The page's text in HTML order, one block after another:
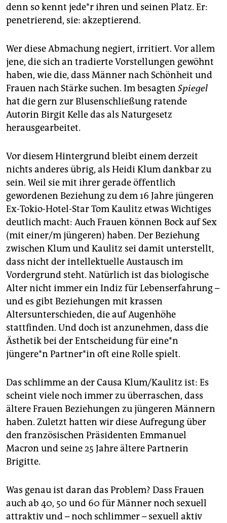
denn so kennt jede*r ihren und seinen Platz. Er:
penetrierend, sie: akzeptierend.
Wer diese Abmachung negiert, irritiert. Vor allem
jene, die sich an tradierte Vorstellungen gewöhnt
haben, wie die, dass Männer nach Schönheit und
Frauen nach Stärke suchen. Im besagten Spiegel
hat die gern zur Blusenschließung ratende
Autorin Birgit Kelle das als Naturgesetz
herausgearbeitet.
Vor diesem Hintergrund bleibt einem derzeit
nichts anderes übrig, als Heidi Klum dankbar zu
sein. Weil sie mit ihrer gerade öffentlich
gewordenen Beziehung zu dem 16 Jahre jüngeren
Ex-Tokio-Hotel-Star Tom Kaulitz etwas Wichtiges
deutlich macht: Auch Frauen können Bock auf Sex
(mit einer/m jüngeren) haben. Der Beziehung
zwischen Klum und Kaulitz sei damit unterstellt,
dass nicht der intellektuelle Austausch im
Vordergrund steht. Natürlich ist das biologische
Alter nicht immer ein Indiz für Lebenserfahrung –
und es gibt Beziehungen mit krassen
Altersunterschieden, die auf Augenhöhe
stattfinden. Und doch ist anzunehmen, dass die
Ästhetik bei der Entscheidung für eine*n
jüngere*n Partner*in oft eine Rolle spielt.
Das schlimme an der Causa Klum/Kaulitz ist: Es
scheint viele noch immer zu überraschen, dass
ältere Frauen Beziehungen zu jüngeren Männern
haben. Zuletzt hatten wir diese Aufregung über
den französischen Präsidenten Emmanuel
Macron und seine 25 Jahre ältere Partnerin
Brigitte.
Was genau ist daran das Problem? Dass Frauen
auch ab 40, 50 und 60 für Männer noch sexuell
attraktiv und – noch schlimmer – sexuell aktiv